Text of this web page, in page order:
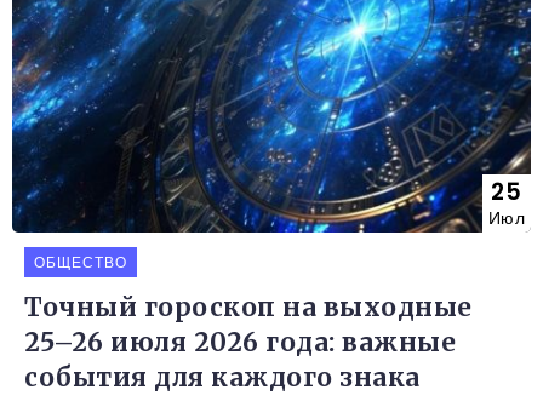
25
Июл
ОБЩЕСТВО
Точный гороскоп на выходные
25–26 июля 2026 года: важные
события для каждого знака